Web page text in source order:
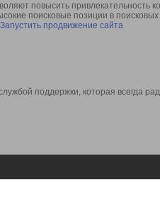
повысить привлекательность
поисковые позиции в
Запустить продвижение сайта
поддержки, которая всегда